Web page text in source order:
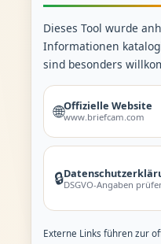
Dieses Tool wurde
Informationen
sind besonders
🌐Offizielle Website
www.briefcam.com
🔒DSGVO-Angaben
Externe Links führen zur